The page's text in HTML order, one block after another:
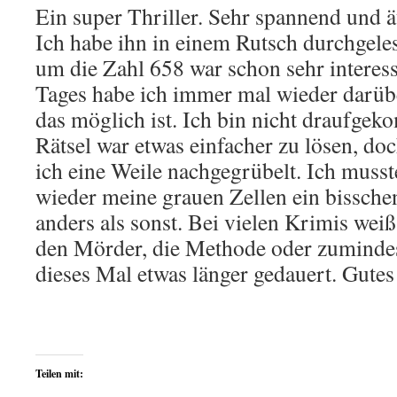
Ein super Thriller. Sehr spannend und
Ich habe ihn in einem Rutsch
um die Zahl 658 war schon sehr
Tages habe ich immer mal wieder
das möglich ist. Ich bin nicht
Rätsel war etwas einfacher zu lösen,
ich eine Weile nachgegrübelt. Ich
wieder meine grauen Zellen ein
anders als sonst. Bei vielen Krimis
den Mörder, die Methode oder
dieses Mal etwas länger gedauert.
Teilen mit: